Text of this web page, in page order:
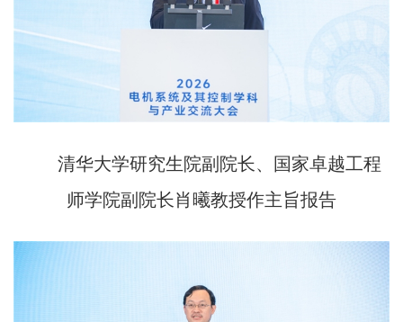
清华大学研究生院副院长、国家卓越工程
师学院副院长肖曦教授作主旨报告